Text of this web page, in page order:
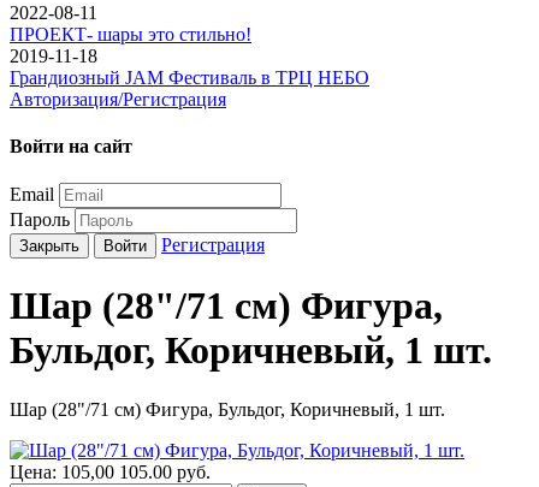
2022-08-11
ПРОЕКТ- шары это стильно!
2019-11-18
Грандиозный JAM Фестиваль в ТРЦ НЕБО
Авторизация/Регистрация
Войти на сайт
Email
Пароль
Закрыть Войти Регистрация
Шар (28"/71 см) Фигура,
Бульдог, Коричневый, 1 шт.
Шар (28"/71 см) Фигура, Бульдог, Коричневый, 1 шт.
Цена: 105,00 105.00 руб.